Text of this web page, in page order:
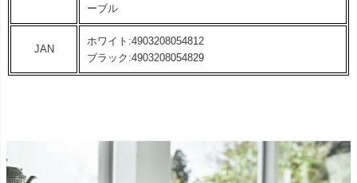
ーブル
JAN
ホワイト:4903208054812
ブラック:4903208054829